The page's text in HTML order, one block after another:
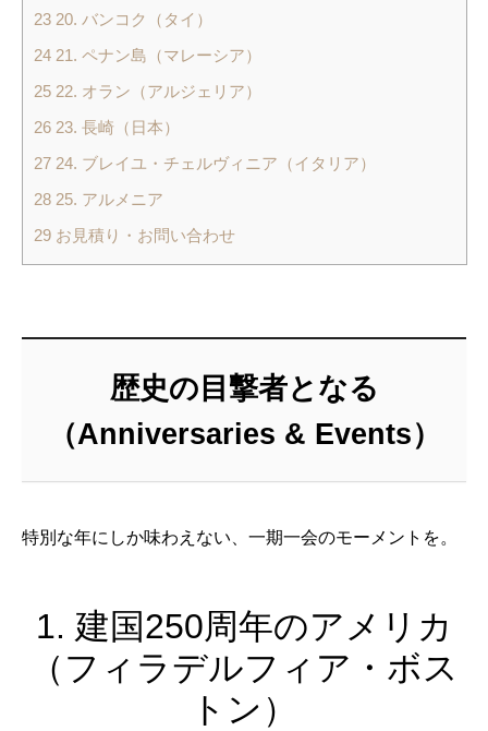
23 20. バンコク（タイ）
24 21. ペナン島（マレーシア）
25 22. オラン（アルジェリア）
26 23. 長崎（日本）
27 24. ブレイユ・チェルヴィニア（イタリア）
28 25. アルメニア
29 お見積り・お問い合わせ
歴史の目撃者となる
（Anniversaries & Events）
特別な年にしか味わえない、一期一会のモーメントを。
1. 建国250周年のアメリカ
（フィラデルフィア・ボス
トン）